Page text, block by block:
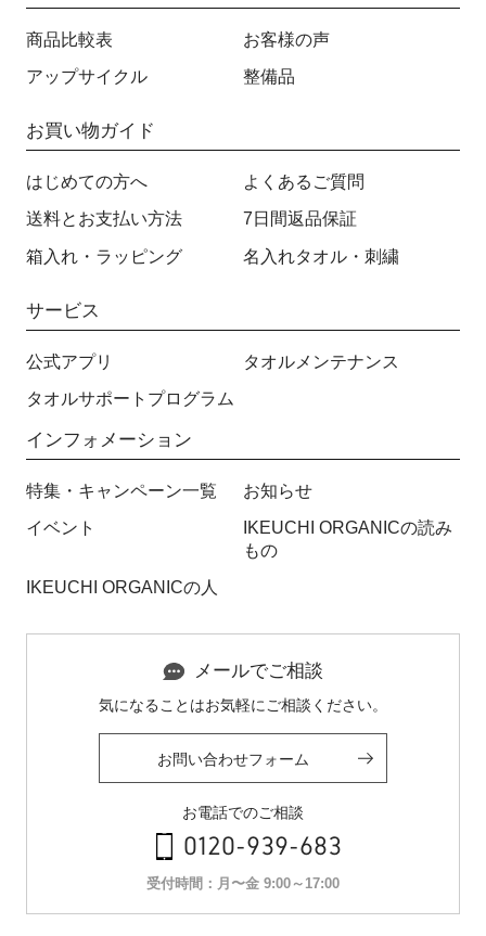
商品比較表 お客様の声
アップサイクル 整備品
お買い物ガイド
はじめての方へ よくあるご質問
送料とお支払い方法 7日間返品保証
箱入れ・ラッピング 名入れタオル・刺繍
サービス
公式アプリ タオルメンテナンス
タオルサポートプログラム
インフォメーション
特集・キャンペーン一覧 お知らせ
イベント
IKEUCHI ORGANICの読み
もの
IKEUCHI ORGANICの人
メールでご相談
気になることはお気軽にご相談ください。
お問い合わせフォーム
お電話でのご相談
0120-939-683
受付時間：月〜金 9:00～17:00